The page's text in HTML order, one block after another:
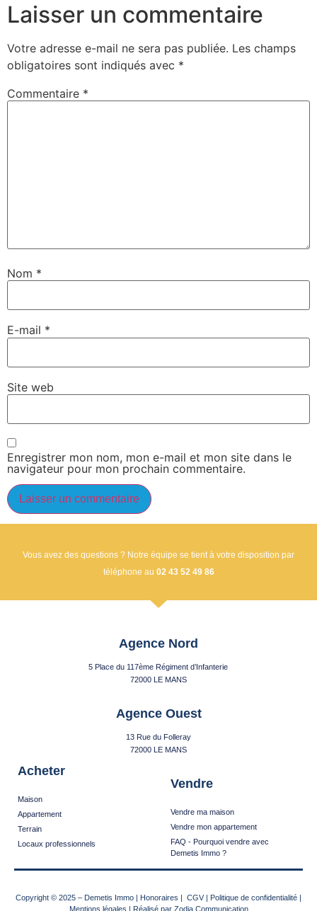
Laisser un commentaire
Votre adresse e-mail ne sera pas publiée. Les champs
obligatoires sont indiqués avec *
Commentaire *
Nom *
E-mail *
Site web
Enregistrer mon nom, mon e-mail et mon site dans le
navigateur pour mon prochain commentaire.
Vous avez des questions ? Notre équipe se tient à votre disposition par
téléphone au 02 43 52 49 86
Agence Nord
5 Place du 117ème Régiment d’Infanterie
72000 LE MANS
Agence Ouest
13 Rue du Folleray
72000 LE MANS
Acheter
Maison
Appartement
Terrain
Locaux professionnels
Vendre
Vendre ma maison
Vendre mon appartement
FAQ - Pourquoi vendre avec
Demetis Immo ?
Copyright © 2025 – Demetis Immo | Honoraires | CGV| Politique de confidentialité |
Mentions légales | Réalisé par Zodia Communication